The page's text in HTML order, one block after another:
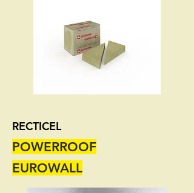
RECTICEL
POWERROOF
EUROWALL